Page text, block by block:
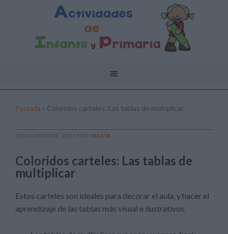
Portada » Coloridos carteles: Las tablas de multiplicar
18 NOVIEMBRE, 2021 POR MARÍA
Coloridos carteles: Las tablas de
multiplicar
Estos carteles son ideales para decorar el aula, y hacer el
aprendizaje de las tablas más visual e ilustrativos.